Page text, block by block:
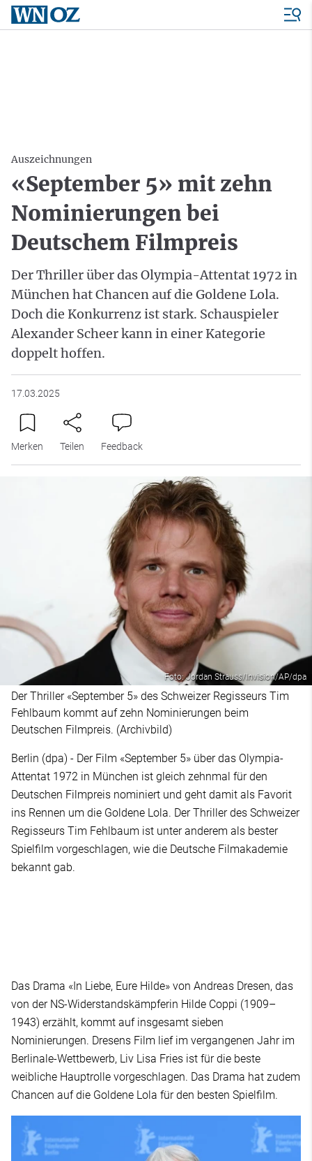
Auszeichnungen
«September 5» mit zehn
Nominierungen bei
Deutschem Filmpreis
Der Thriller über das Olympia-Attentat 1972 in
München hat Chancen auf die Goldene Lola.
Doch die Konkurrenz ist stark. Schauspieler
Alexander Scheer kann in einer Kategorie
doppelt hoffen.
17.03.2025
Merken Teilen Feedback
Foto: Jordan Strauss/Invision/AP/dpa
Der Thriller «September 5» des Schweizer Regisseurs Tim
Fehlbaum kommt auf zehn Nominierungen beim
Deutschen Filmpreis. (Archivbild)
Berlin (dpa) - Der Film «September 5» über das Olympia-
Attentat 1972 in München ist gleich zehnmal für den
Deutschen Filmpreis nominiert und geht damit als Favorit
ins Rennen um die Goldene Lola. Der Thriller des Schweizer
Regisseurs Tim Fehlbaum ist unter anderem als bester
Spielfilm vorgeschlagen, wie die Deutsche Filmakademie
bekannt gab.
Das Drama «In Liebe, Eure Hilde» von Andreas Dresen, das
von der NS-Widerstandskämpferin Hilde Coppi (1909–
1943) erzählt, kommt auf insgesamt sieben
Nominierungen. Dresens Film lief im vergangenen Jahr im
Berlinale-Wettbewerb, Liv Lisa Fries ist für die beste
weibliche Hauptrolle vorgeschlagen. Das Drama hat zudem
Chancen auf die Goldene Lola für den besten Spielfilm.